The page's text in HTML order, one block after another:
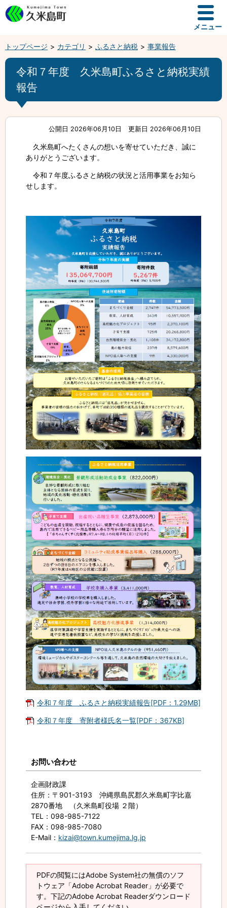
メニュー
トップページ カテゴリ ふるさと納税 事業報告
令和７年度 久米島町ふるさと納税実績
報告
公開日 2026年06月10日 更新日 2026年06月10日
久米島町へたくさんの想いを寄せていただき、誠に
ありがとうございます。
令和７年度ふるさと納税の状況と活用事業をお知ら
せします。
令和７年度 ふるさと納税実績報告[PDF：1.29MB]
令和７年度 寄附者様氏名一覧[PDF：367KB]
お問い合わせ
企画財政課
住所 ：〒901-3193 沖縄県島尻郡久米島町字比嘉
2870番地 （久米島町役場 ２階）
TEL
：098-985-7122
FAX ：098-985-7080
E-Mail ： kizai@town.kumejima.lg.jp
PDFの閲覧にはAdobe System社の無償のソフ
トウェア「Adobe Acrobat Reader」が必要で
す。下記のAdobe Acrobat Readerダウンロード